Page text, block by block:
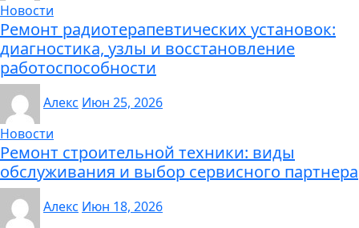
Новости
Ремонт радиотерапевтических установок:
диагностика, узлы и восстановление
работоспособности
Алекс Июн 25, 2026
Новости
Ремонт строительной техники: виды
обслуживания и выбор сервисного партнера
Алекс Июн 18, 2026